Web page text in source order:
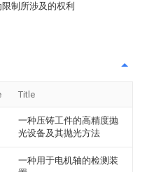
制所涉及的权利
Title
一种压铸工件的高精度抛
光设备及其抛光方法
一种用于电机轴的检测装